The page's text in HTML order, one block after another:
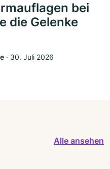
bei
die Gelenke
‧ 30. Juli 2026
Alle ansehen